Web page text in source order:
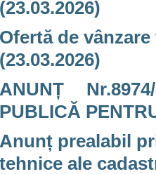
(23.03.2026)
Ofertă de
(23.03.2026)
ANUNȚ
PUBLICĂ
Anunț prealabil
tehnice ale